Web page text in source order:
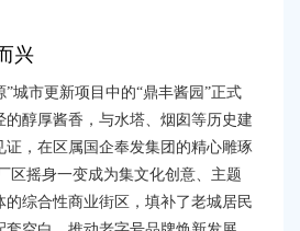
兴
”城市更新项目中的“鼎丰酱园”正式
的醇厚酱香，与水塔、烟囱等历史建
证，在区属国企奉发集团的精心雕琢
区摇身一变成为集文化创意、主题
的综合性商业街区，填补了老城居民